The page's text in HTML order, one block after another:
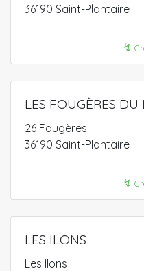
36190 Saint-Plantaire
↯
LES FOUGÈRES
26 Fougères
36190 Saint-Plantaire
↯
LES ILONS
Les Ilons